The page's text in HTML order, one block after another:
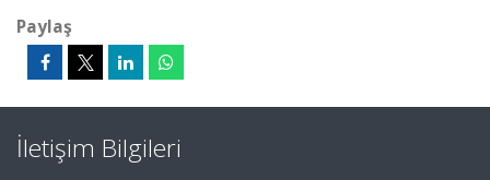
Paylaş
İletişim Bilgileri